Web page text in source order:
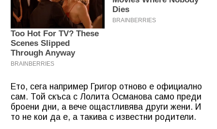
Ето, сега например Григор отново е официално
сам. Той скъса с Лолита Османова само преди
броени дни, а вече ощастливява други жени. И
то не кои да е, а такива с известни родители.